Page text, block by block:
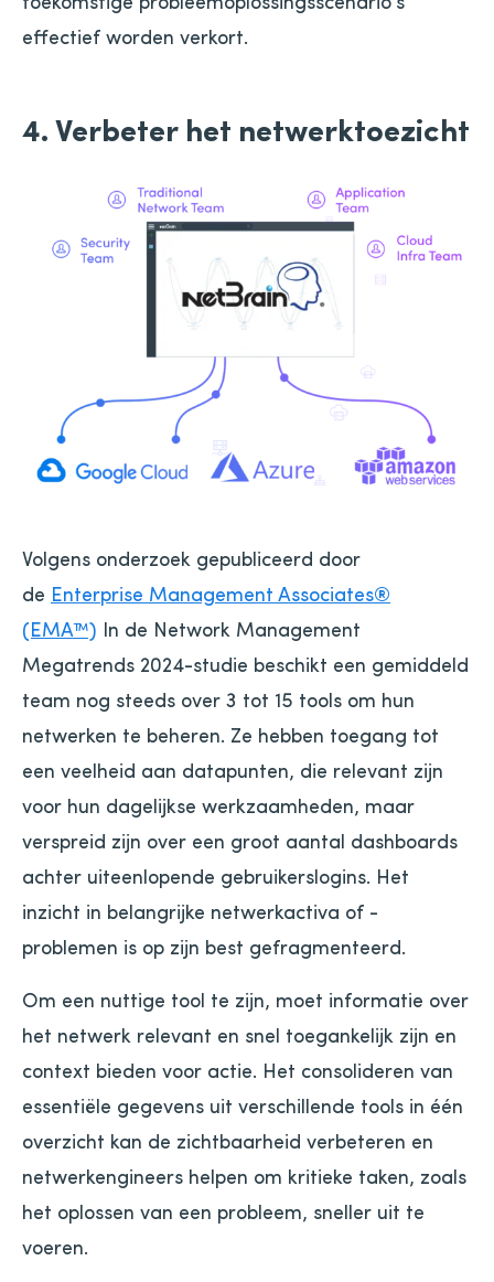
effectief worden verkort.
4. Verbeter het netwerktoezicht
Volgens onderzoek gepubliceerd door
de Enterprise Management Associates®
(EMA™) In de Network Management
Megatrends 2024-studie beschikt een gemiddeld
team nog steeds over 3 tot 15 tools om hun
netwerken te beheren. Ze hebben toegang tot
een veelheid aan datapunten, die relevant zijn
voor hun dagelijkse werkzaamheden, maar
verspreid zijn over een groot aantal dashboards
achter uiteenlopende gebruikerslogins. Het
inzicht in belangrijke netwerkactiva of -
problemen is op zijn best gefragmenteerd.
Om een ​​nuttige tool te zijn, moet informatie over
het netwerk relevant en snel toegankelijk zijn en
context bieden voor actie. Het consolideren van
essentiële gegevens uit verschillende tools in één
overzicht kan de zichtbaarheid verbeteren en
netwerkengineers helpen om kritieke taken, zoals
het oplossen van een probleem, sneller uit te
voeren.